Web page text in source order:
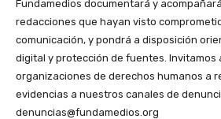
Fundamedios documentará y
redacciones que hayan visto
comunicación, y pondrá a disposición
digital y protección de fuentes. Invitamos
organizaciones de derechos humanos a
evidencias a nuestros canales de
denuncias@fundamedios.org